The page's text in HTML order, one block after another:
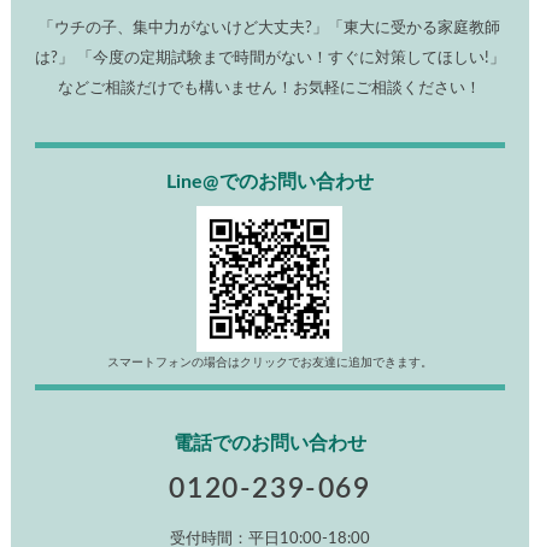
「ウチの子、集中力がないけど大丈夫?」「東大に受かる家庭教師
は?」 「今度の定期試験まで時間がない！すぐに対策してほしい!」
などご相談だけでも構いません！お気軽にご相談ください！
Line@でのお問い合わせ
スマートフォンの場合はクリックでお友達に追加できます。
電話でのお問い合わせ
0120-239-069
受付時間：平日10:00-18:00